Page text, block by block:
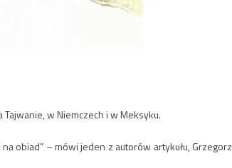
w Niemczech i w Meksyku.
obiad” – mówi jeden z autorów artykułu, Grzegorz